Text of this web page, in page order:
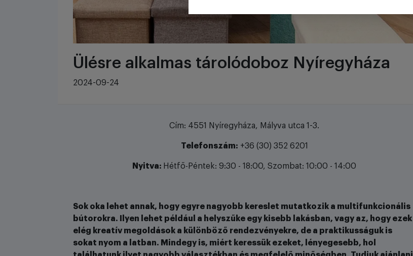
Ülésre alkalmas tárolódoboz Nyíregyháza
2024-09-24
Cím: 4551 Nyíregyháza, Mályva utca 1-3.
Telefonszám: +36 (30) 352 6201
Nyitva: Hétfő-Péntek: 9:30 - 18:00, Szombat: 10:00 - 14:00
Sok oka lehet annak, hogy egyre nagyobb kereslet mutatkozik a multifunkcionális
bútorokra. Ilyen lehet például a helyszűke egy kisebb lakásban, vagy az, hogy ezek
elég kreatív megoldások a különböző rendezvényekre, de a praktikusságuk is
sokat nyom a latban. Mindegy is, miért keressük ezeket, lényegesebb, hol